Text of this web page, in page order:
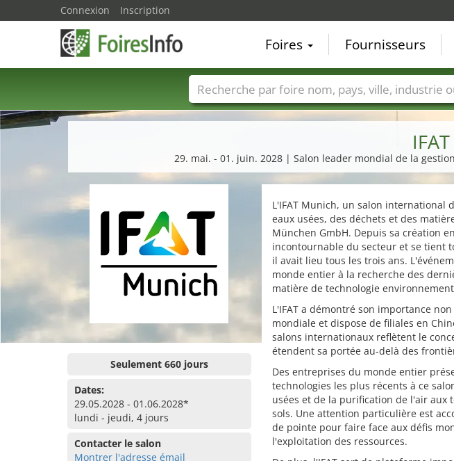
29. mai. - 01. juin. 2028 | Salon leader mondial de la
Seulement 660 jours
Dates:
29.05.2028 - 01.06.2028*
lundi - jeudi, 4 jours
Contacter le salon
Montrer l'adresse émail
L'IFAT Munich, un salon international
eaux usées, des déchets et des
München GmbH. Depuis sa création
incontournable du secteur et se tient
il avait lieu tous les trois ans.
monde entier à la recherche des
matière de technologie
L'IFAT a démontré son importance
mondiale et dispose de filiales en
salons internationaux reflètent le
étendent sa portée au-delà des
Des entreprises du monde entier
technologies les plus récents à ce
usées et de la purification de l'air aux
sols. Une attention particulière est
de pointe pour faire face aux défis
l'exploitation des ressources.
Connexion Inscription
Foires Fournisseurs
Foire noms Pays Villes Secteurs de foire